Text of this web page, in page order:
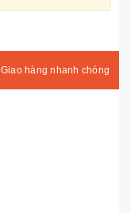
Giao hàng nhanh chóng